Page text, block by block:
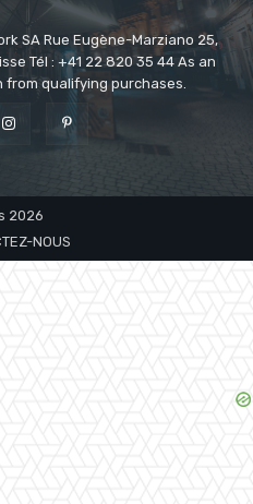
SA Rue Eugène-Marziano 25,
Tél : +41 22 820 35 44 As an
from qualifying purchases.
2026
NOUS